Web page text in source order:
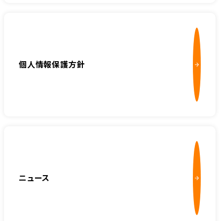
個人情報保護方針
ニュース